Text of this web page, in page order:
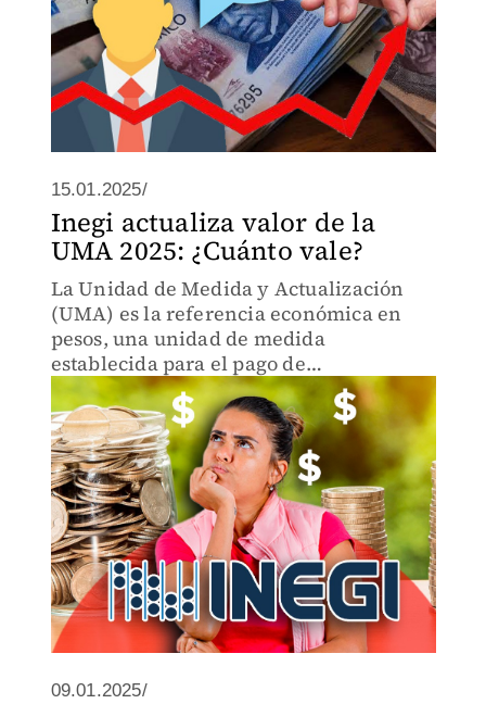
15.01.2025/
Inegi actualiza valor de la
UMA 2025: ¿Cuánto vale?
La Unidad de Medida y Actualización
(UMA) es la referencia económica en
pesos, una unidad de medida
establecida para el pago de
obligaciones.
09.01.2025/